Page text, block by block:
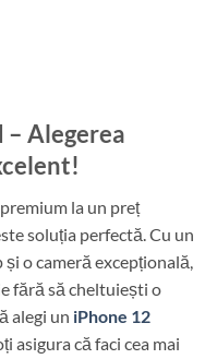
– Alegerea
la un preț
soluția perfectă. Cu un
o cameră excepțională,
fără să cheltuiești o
alegi un iPhone 12
asigura că faci cea mai